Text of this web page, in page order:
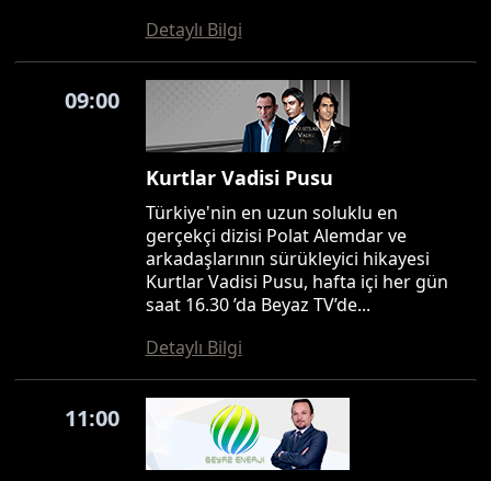
Detaylı Bilgi
09:00
Kurtlar Vadisi Pusu
Türkiye'nin en uzun soluklu en
gerçekçi dizisi Polat Alemdar ve
arkadaşlarının sürükleyici hikayesi
Kurtlar Vadisi Pusu, hafta içi her gün
saat 16.30 ’da Beyaz TV’de...
Detaylı Bilgi
11:00